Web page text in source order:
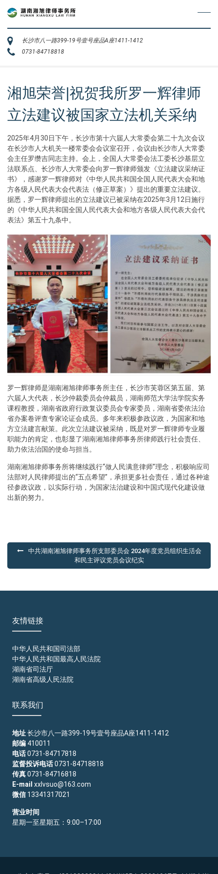
长沙市八一路399-19号壹号座品A座1411-1412
0731-84718818
湘旭荣誉|祝贺我所罗一辉律师
立法建议被国家立法机关采纳
2025年4月30日下午，长沙市第十六届人大常委会第二十九次会议
在长沙市人大机关一楼常委会会议室召开，会议由长沙市人大常委
会主任罗缵吉同志主持。会上，全国人大常委会法工委长沙基层立
法联系点、长沙市人大常委会向罗一辉律师颁发《立法建议采纳证
书》，感谢罗一辉律师对《中华人民共和国全国人民代表大会和地
方各级人民代表大会代表法（修正草案）》提出的重要立法建议。
据悉，罗一辉律师提出的立法建议已被采纳在2025年3月12日施行
的《中华人民共和国全国人民代表大会和地方各级人民代表大会代
表法》第五十九条中。
罗一辉律师是湖南湘旭律师事务所主任，长沙市芙蓉区第五届、第
六届人大代表，长沙仲裁委员会仲裁员，湖南师范大学法学院实务
课程教授，湖南省政府行政复议委员会专家委员，湖南省委依法治
省办案卷评查专家论证会成员。多年来积极参政议政，为国家和地
方立法建言献策。此次立法建议被采纳，既是对罗一辉律师专业履
职能力的肯定，也彰显了湖南湘旭律师事务所律师践行社会责任、
助力依法治国的使命与担当。
湖南湘旭律师事务所将继续践行“做人民满意律师”理念，积极响应司
法部对人民律师提出的“五点希望”，承担更多社会责任，通过各种途
径参政议政，以实际行动，为国家法治建设和中国式现代化建设做
出新的努力。
文
中共湖南湘旭律师事务所支部委员会 2024年度党员组织生活会
和民主评议党员会议纪实
友情链接
中华人民共和国司法部
中华人民共和国最高人民法院
湖南省司法厅
湖南省高级人民法院
联系我们
地址长沙市八一路399-19号壹号座品A座1411-1412
邮编 410011
电话0731-84717818
监督投诉电话0731-84718818
传真0731-84716818
E-mail xxlvsuo@163.com
微信 13341317021
营业时间
星期一至星期五：9:00–17:00